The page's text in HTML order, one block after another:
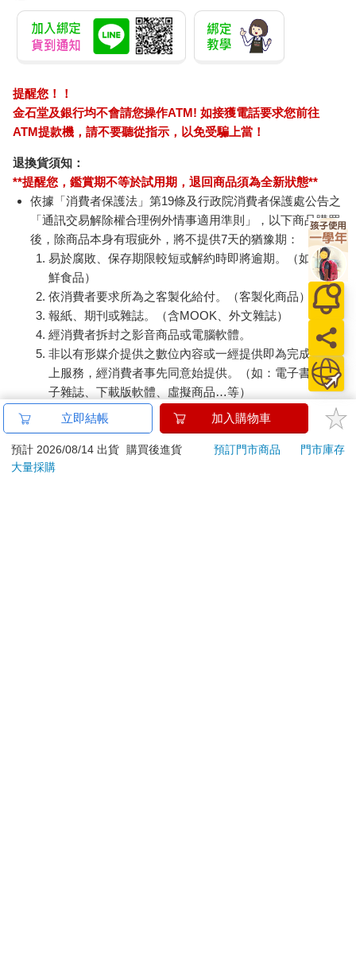
提醒您！！
金石堂及銀行均不會請您操作ATM! 如接獲電話要求您前往
ATM提款機，請不要聽從指示，以免受騙上當！
退換貨須知：
**提醒您，鑑賞期不等於試用期，退回商品須為全新狀態**
依據「消費者保護法」第19條及行政院消費者保護處公告之
「通訊交易解除權合理例外情事適用準則」，以下商品購買
後，除商品本身有瑕疵外，將不提供7天的猶豫期：
易於腐敗、保存期限較短或解約時即將逾期。（如：生
鮮食品）
依消費者要求所為之客製化給付。（客製化商品）
報紙、期刊或雜誌。（含MOOK、外文雜誌）
經消費者拆封之影音商品或電腦軟體。
非以有形媒介提供之數位內容或一經提供即為完成之線
上服務，經消費者事先同意始提供。（如：電子書、電
子雜誌、下載版軟體、虛擬商品…等）
已拆封之個人衛生用品。（如：內衣褲、刮鬍刀、除毛
刀…等）
若非上列種類商品，均享有到貨7天的猶豫期（含例假
日）。
立即結帳 加入購物車
預計 2026/08/14 出貨 購買後進貨 預訂門市商品
門市庫存
大量採購